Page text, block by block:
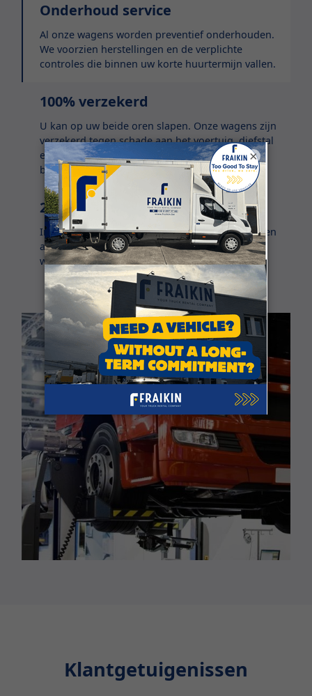
Onderhoud service
Al onze wagens worden preventief onderhouden.
We voorzien herstellingen en de verplichte
controles die binnen uw korte huurtermijn vallen.
100% verzekerd
U kan op uw beide oren slapen. Onze wagens zijn
verzekerd tegen schade aan het voertuig, diefstal
en glasbreuk, burgerlijke aansprakelijkheid en
brand.
24/7 assistentie
In het geval van panne krijgt u een vervangwagen
aangeboden. We zijn 24/7 bereikbaar voor
wanneer het noodlot toeslaat.
Klantgetuigenissen
×